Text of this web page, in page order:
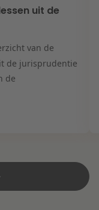
uit de
van de
de jurisprudentie
de